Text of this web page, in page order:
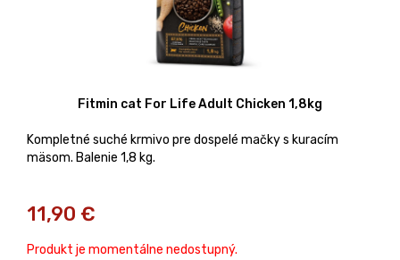
Fitmin cat For Life Adult Chicken 1,8kg
Kompletné suché krmivo pre dospelé mačky s kuracím
mäsom. Balenie 1,8 kg.
11,90 €
Produkt je momentálne nedostupný.